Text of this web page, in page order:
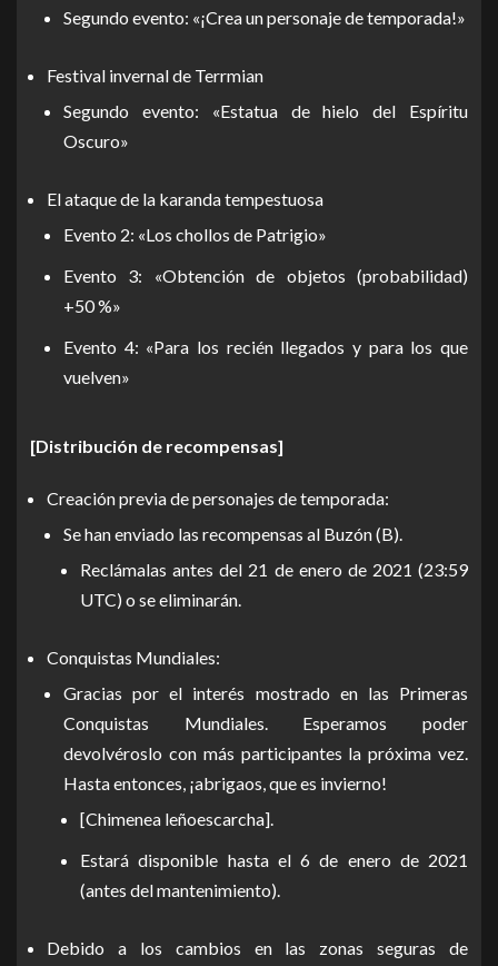
Segundo evento: «¡Crea un personaje de temporada!»
Festival invernal de Terrmian
Segundo evento: «Estatua de hielo del Espíritu
Oscuro»
El ataque de la karanda tempestuosa
Evento 2: «Los chollos de Patrigio»
Evento 3: «Obtención de objetos (probabilidad)
+50 %»
Evento 4: «Para los recién llegados y para los que
vuelven»
[Distribución de recompensas]
Creación previa de personajes de temporada:
Se han enviado las recompensas al Buzón (B).
Reclámalas antes del 21 de enero de 2021 (23:59
UTC) o se eliminarán.
Conquistas Mundiales:
Gracias por el interés mostrado en las Primeras
Conquistas Mundiales. Esperamos poder
devolvéroslo con más participantes la próxima vez.
Hasta entonces, ¡abrigaos, que es invierno!
[Chimenea leñoescarcha].
Estará disponible hasta el 6 de enero de 2021
(antes del mantenimiento).
Debido a los cambios en las zonas seguras de